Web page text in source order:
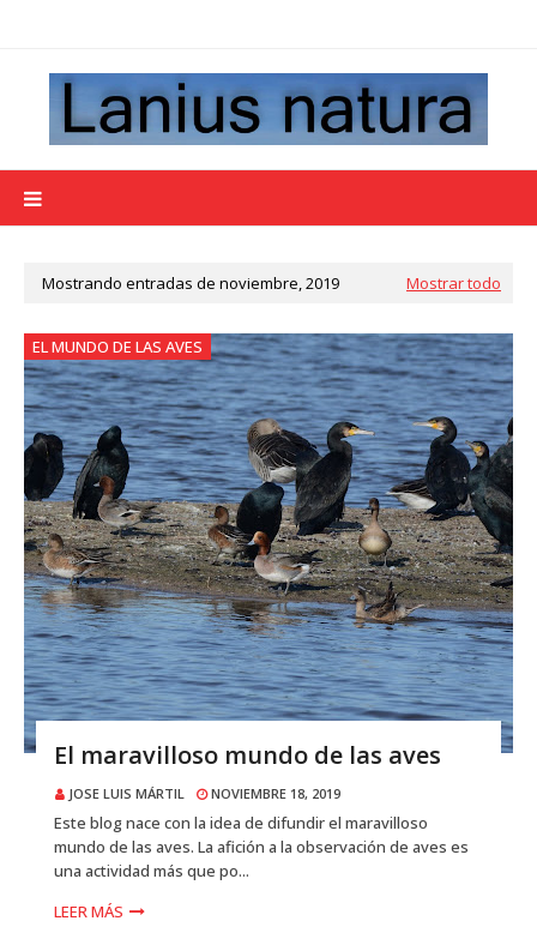
Mostrando entradas de noviembre, 2019 Mostrar todo
EL MUNDO DE LAS AVES
El maravilloso mundo de las aves
JOSE LUIS MÁRTIL NOVIEMBRE 18, 2019
Este blog nace con la idea de difundir el maravilloso
mundo de las aves. La afición a la observación de aves es
una actividad más que po...
LEER MÁS